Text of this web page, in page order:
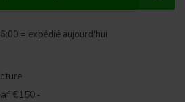
= expédié aujourd'hui
€150,-